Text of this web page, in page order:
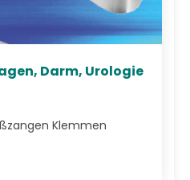
Darm, Urologie
Klemmen